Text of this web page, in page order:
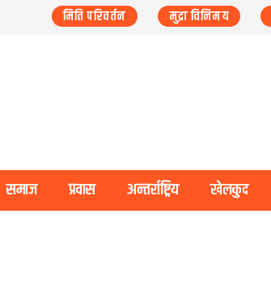
मिति परिवर्तन मुद्रा विनिमय
समाज प्रवास अन्तर्राष्ट्रिय खेलकुद